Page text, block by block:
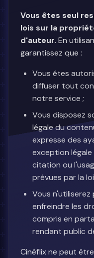
Vous êtes seul
lois sur la
d'auteur. En
garantissez que :
Vous êtes
diffuser tout
notre service ;
Vous disposez
légale du
expresse des
exception
citation ou
prévues par la
Vous
enfreindre les
compris en
rendant public
Cinéflix ne peut